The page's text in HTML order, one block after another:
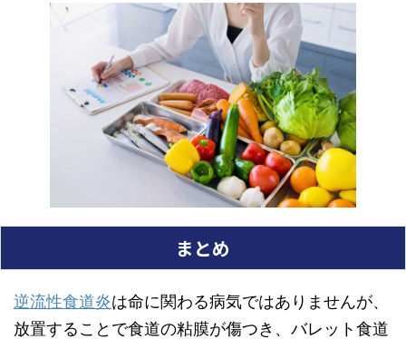
まとめ
逆流性食道炎は命に関わる病気ではありませんが、
放置することで食道の粘膜が傷つき、バレット食道